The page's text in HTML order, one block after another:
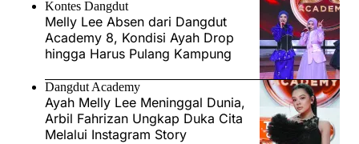
Kontes Dangdut
Melly Lee Absen dari Dangdut
Academy 8, Kondisi Ayah Drop
hingga Harus Pulang Kampung
Dangdut Academy
Ayah Melly Lee Meninggal Dunia,
Arbil Fahrizan Ungkap Duka Cita
Melalui Instagram Story